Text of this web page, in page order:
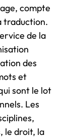
compte
traduction.
de la
des
et
sont le lot
Les
le droit, la